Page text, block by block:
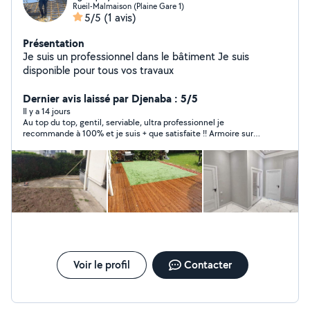
Rueil-Malmaison (Plaine Gare 1)
5/5 (1 avis)
Présentation
Je suis un professionnel dans le bâtiment Je suis
disponible pour tous vos travaux
Dernier avis laissé par Djenaba : 5/5
Il y a 14 jours
Au top du top, gentil, serviable, ultra professionnel je
recommande à 100% et je suis + que satisfaite !! Armoire sur
serez pas déçu ! Merci encore
Voir le profil Contacter